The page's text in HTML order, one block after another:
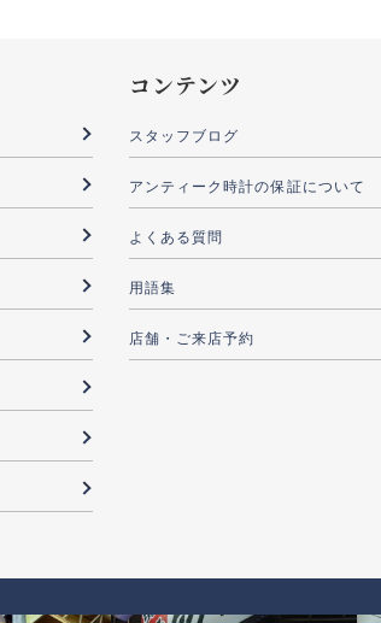
コンテンツ
スタッフブログ
アンティーク時計の保証について
よくある質問
用語集
店舗・ご来店予約